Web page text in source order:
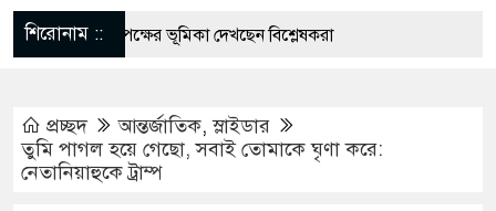
শিরোনাম ::
তৃতীয় পক্ষের ভূমিকা দেখছেন বিশ্লেষকরা
পদক্ষেপের ইঙ্গিত নেতানিয়াহুর
প্রচ্ছদ আন্তর্জাতিক,স্লাইডার
তুমি পাগল হয়ে গেছো, সবাই তোমাকে ঘৃণা করে:
নেতানিয়াহুকে ট্রাম্প